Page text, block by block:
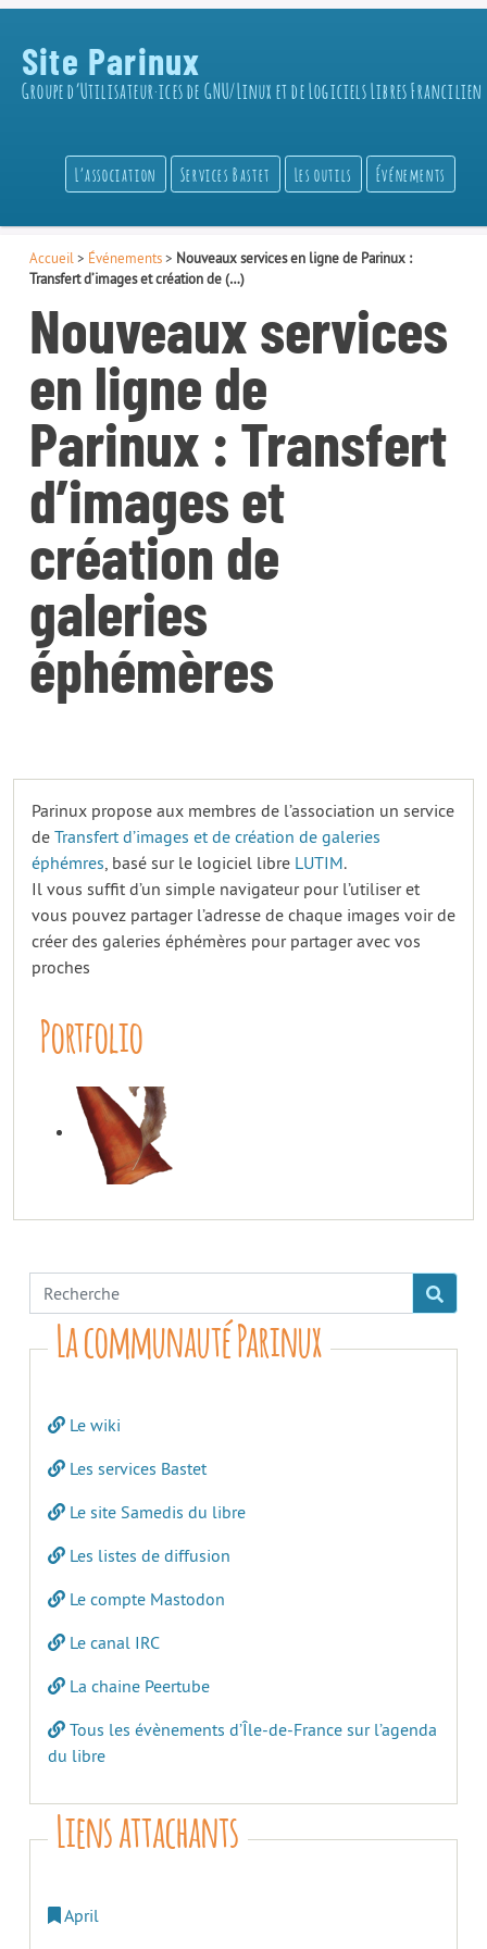
Site Parinux
Groupe d’Utilisateur·ices de GNU/Linux et de Logiciels Libres Francilien
L’association Services Bastet Les outils Événements
Accueil > Événements> Nouveaux services en ligne de Parinux :
Transfert d’images et création de (…)
Nouveaux services
en ligne de
Parinux : Transfert
d’images et
création de
galeries
éphémères
Parinux propose aux membres de l’association un service
de Transfert d’images et de création de galeries
éphémres, basé sur le logiciel libre LUTIM.
Il vous suffit d’un simple navigateur pour l’utiliser et
vous pouvez partager l’adresse de chaque images voir de
créer des galeries éphémères pour partager avec vos
proches
Portfolio
La communauté Parinux
Le wiki
Les services Bastet
Le site Samedis du libre
Les listes de diffusion
Le compte Mastodon
Le canal IRC
La chaine Peertube
Tous les évènements d’Île-de-France sur l’agenda
du libre
Liens attachants
April